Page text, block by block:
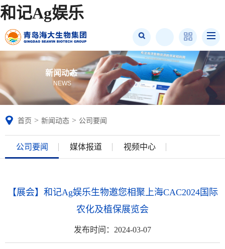
和记Ag娱乐
新闻动态
NEWS
首页 > 新闻动态 > 公司要闻
公司要闻 媒体报道 视频中心
【展会】和记Ag娱乐生物邀您相聚上海CAC2024国际
农化及植保展览会
发布时间：2024-03-07